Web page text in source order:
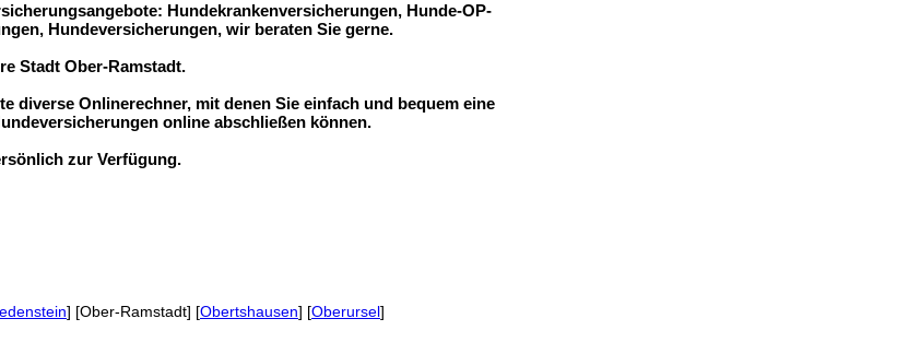
Hundekrankenversicherungen, Hunde-OP-
Hundeversicherungen, wir beraten Sie gerne.
Stadt Ober-Ramstadt.
diverse Onlinerechner, mit denen Sie einfach und bequem eine
online abschließen können.
zur Verfügung.
] [Ober-Ramstadt] [Obertshausen] [Oberursel]